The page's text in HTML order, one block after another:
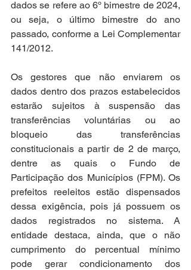
dados se refere ao 6º bimestre de 2024,
ou seja, o último bimestre do ano
passado, conforme a Lei Complementar
141/2012.
Os gestores que não enviarem os
dados dentro dos prazos estabelecidos
estarão sujeitos à suspensão das
transferências voluntárias ou ao
bloqueio das transferências
constitucionais a partir de 2 de março,
dentre as quais o Fundo de
Participação dos Municípios (FPM). Os
prefeitos reeleitos estão dispensados
dessa exigência, pois já possuem os
dados registrados no sistema. A
entidade destaca, ainda, que o não
cumprimento do percentual mínimo
pode gerar condicionamento dos